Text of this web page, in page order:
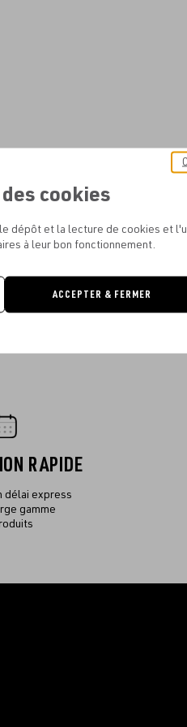
RAPIDE
délai express
gamme
cookies
dépôt et la lecture de cookies et
à leur bon fonctionnement.
ACCEPTER & FERMER